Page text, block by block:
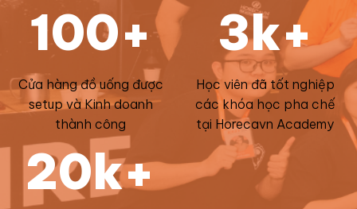
100+
Cửa hàng đồ uống được
setup và Kinh doanh
thành công
3k+
Học viên đã tốt nghiệp
các khóa học pha chế
tại Horecavn Academy
20k+